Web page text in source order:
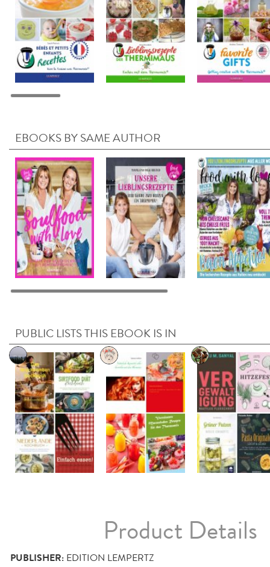
EBOOKS BY SAME AUTHOR
PUBLIC LISTS THIS EBOOK IS IN
Product Details
PUBLISHER: EDITION LEMPERTZ